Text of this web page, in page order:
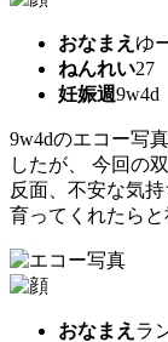
おなまえ ゆ
ねんれい27
妊娠週9w4d
9w4dのエコー写
したが、 今回の
反面、不安な気
育ってくれたらと
おなまえ ラ